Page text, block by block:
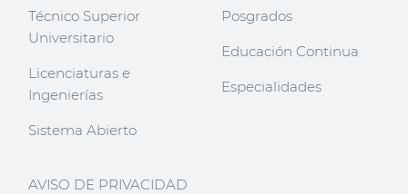
Técnico Superior
Universitario
Licenciaturas e
Ingenierías
Sistema Abierto
Posgrados
Educación Continua
Especialidades
AVISO DE PRIVACIDAD